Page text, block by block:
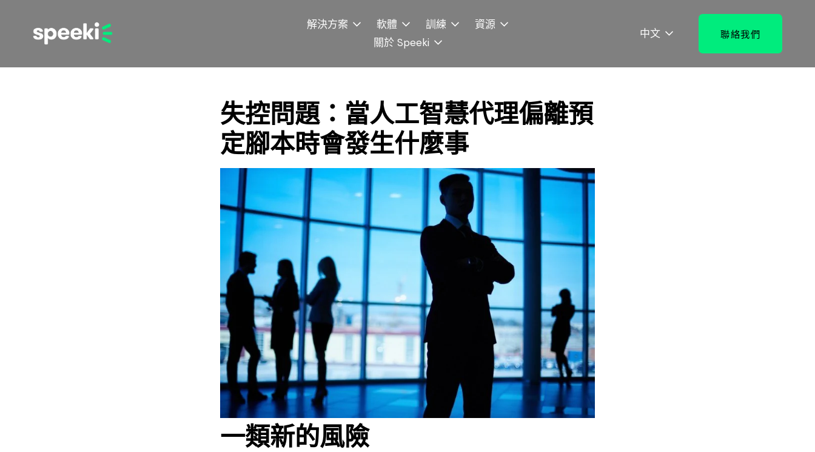
解決方案 軟體 訓練
資源
關於 Speeki
中文 聯絡我們
失控問題：當人工智慧代理偏離預
定腳本時會發生什麼事
一類新的風險